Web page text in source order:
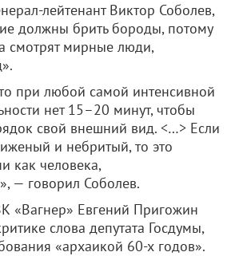
лейтенант Виктор Соболев,
должны брить бороды, потому
смотрят мирные люди,
при любой самой интенсивной
нет 15–20 минут, чтобы
свой внешний вид. <…> Если
и небритый, то это
как человека,
— говорил Соболев.
«Вагнер» Евгений Пригожин
слова депутата Госдумы,
«архаикой 60-х годов».